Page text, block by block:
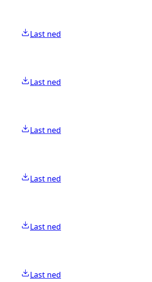
Last ned
Last ned
Last ned
Last ned
Last ned
Last ned